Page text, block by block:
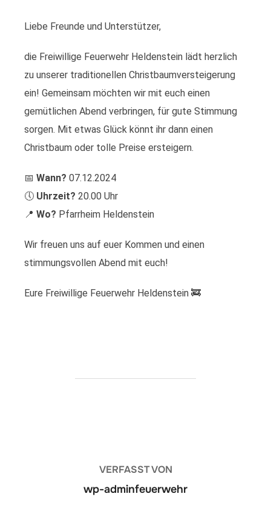
Liebe Freunde und Unterstützer,
die Freiwillige Feuerwehr Heldenstein lädt herzlich
zu unserer traditionellen Christbaumversteigerung
ein! Gemeinsam möchten wir mit euch einen
gemütlichen Abend verbringen, für gute Stimmung
sorgen. Mit etwas Glück könnt ihr dann einen
Christbaum oder tolle Preise ersteigern.
📅 Wann? 07.12.2024
🕔 Uhrzeit? 20.00 Uhr
📍 Wo? Pfarrheim Heldenstein
Wir freuen uns auf euer Kommen und einen
stimmungsvollen Abend mit euch!
Eure Freiwillige Feuerwehr Heldenstein 🚒
VERFASST VON
wp-adminfeuerwehr